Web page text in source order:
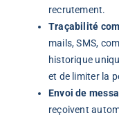
recrutement.
Traçabilité
mails, SMS,
historique
et de limiter la
Envoi de
reçoivent